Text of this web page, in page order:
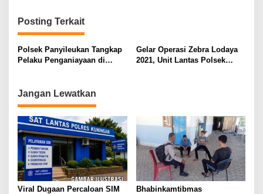
Posting Terkait
Polsek Panyileukan Tangkap
Pelaku Penganiayaan di
Gelar Operasi Zebra Lodaya
2021, Unit Lantas Polsek
Jangan Lewatkan
Viral Dugaan Percaloan SIM
Bhabinkamtibmas